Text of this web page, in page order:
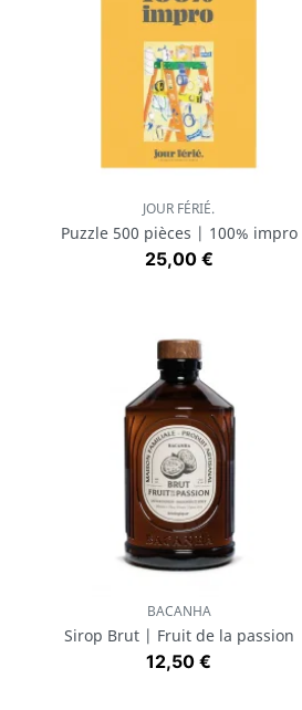
Aperçu rapide
JOUR FÉRIÉ.
Puzzle 500 pièces | 100% impro
Prix
25,00 €
Aperçu rapide
BACANHA
Sirop Brut | Fruit de la passion
Prix
12,50 €